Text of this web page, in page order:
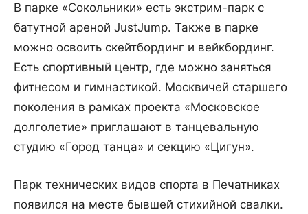
В парке «Сокольники» есть экстрим-парк с
батутной ареной JustJump. Также в парке
можно освоить скейтбординг и вейкбординг.
Есть спортивный центр, где можно заняться
фитнесом и гимнастикой. Москвичей старшего
поколения в рамках проекта «Московское
долголетие» приглашают в танцевальную
студию «Город танца» и секцию «Цигун».
Парк технических видов спорта в Печатниках
появился на месте бывшей стихийной свалки.